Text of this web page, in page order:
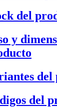
del
y
del
del